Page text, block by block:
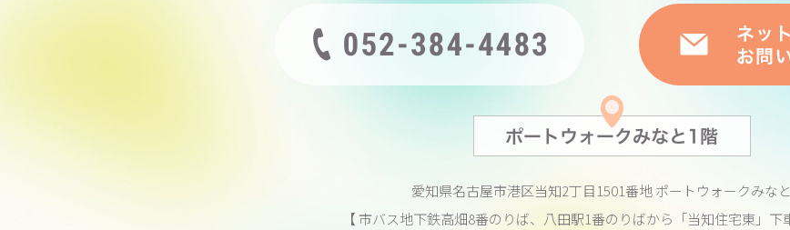
愛知県名古屋市港区当知2丁目1501番地ポートウォークみな
【 市バス地下鉄高畑8番のりば、八田駅1番のりばから 「当知住宅東」下